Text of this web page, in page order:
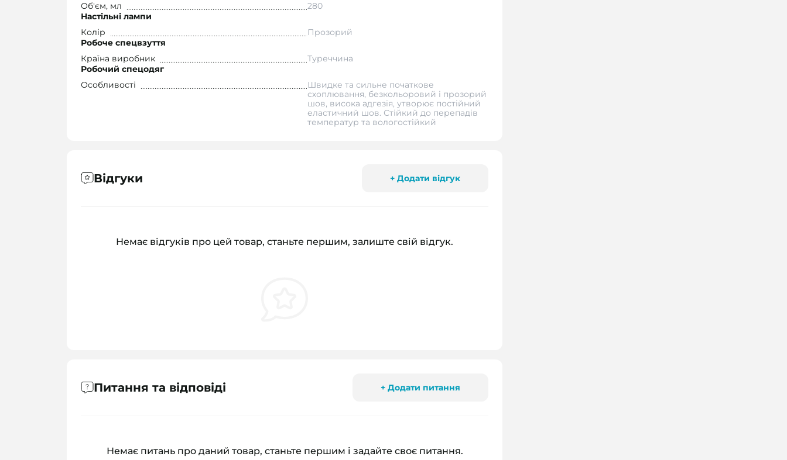
Об'єм, мл
280
Настільні лампи
Колір
Прозорий
Робоче спецвзуття
Країна виробник
Туреччина
Робочий спецодяг
Особливості
Швидке та сильне початкове
схоплювання, безкольоровий і прозорий
шов, висока адгезія, утворює постійний
еластичний шов. Стійкий до перепадів
температур та вологостійкий
Відгуки + Додати відгук
Немає відгуків про цей товар, станьте першим, залиште свій відгук.
Питання та відповіді + Додати питання
Немає питань про даний товар, станьте першим і задайте своє питання.